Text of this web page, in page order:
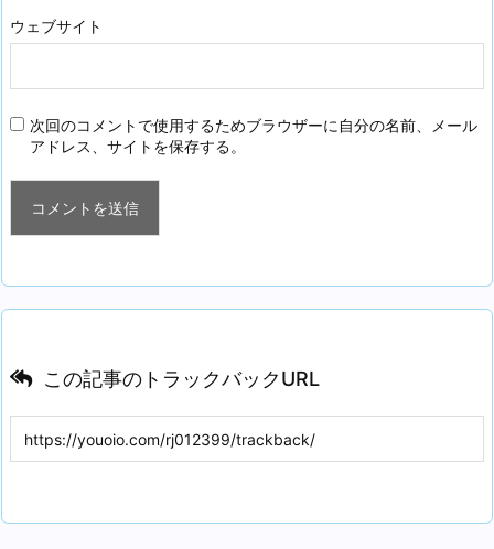
ウェブサイト
次回のコメントで使用するためブラウザーに自分の名前、メール
アドレス、サイトを保存する。
この記事のトラックバックURL